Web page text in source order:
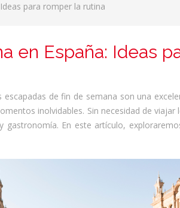
para romper la rutina
en España: Ideas
de fin de semana son una
inolvidables. Sin necesidad de viajar
En este artículo,